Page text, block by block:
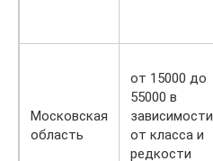
Московская
область
от 15000 до
55000 в
зависимости
от класса и
редкости